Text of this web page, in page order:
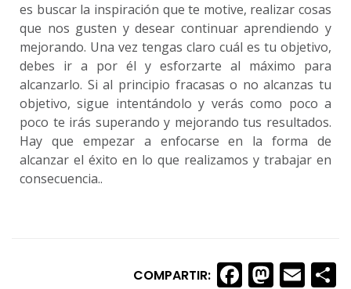
es buscar la inspiración que te motive, realizar cosas
que nos gusten y desear continuar aprendiendo y
mejorando. Una vez tengas claro cuál es tu objetivo,
debes ir a por él y esforzarte al máximo para
alcanzarlo. Si al principio fracasas o no alcanzas tu
objetivo, sigue intentándolo y verás como poco a
poco te irás superando y mejorando tus resultados.
Hay que empezar a enfocarse en la forma de
alcanzar el éxito en lo que realizamos y trabajar en
consecuencia..
COMPARTIR: